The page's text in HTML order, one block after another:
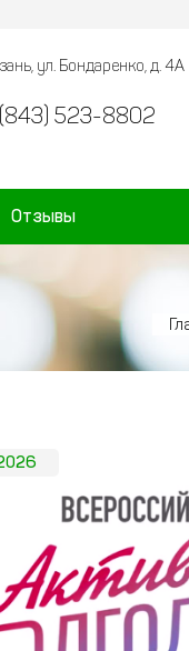
ул. Бондаренко, д. 4А
523-8802
Отзывы